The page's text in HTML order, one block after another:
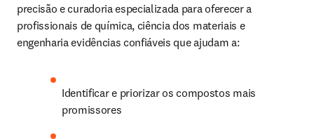
precisão e curadoria especializada para oferecer a
profissionais de química, ciência dos materiais e
engenharia evidências confiáveis que ajudam a:
Identificar e priorizar os compostos mais
promissores